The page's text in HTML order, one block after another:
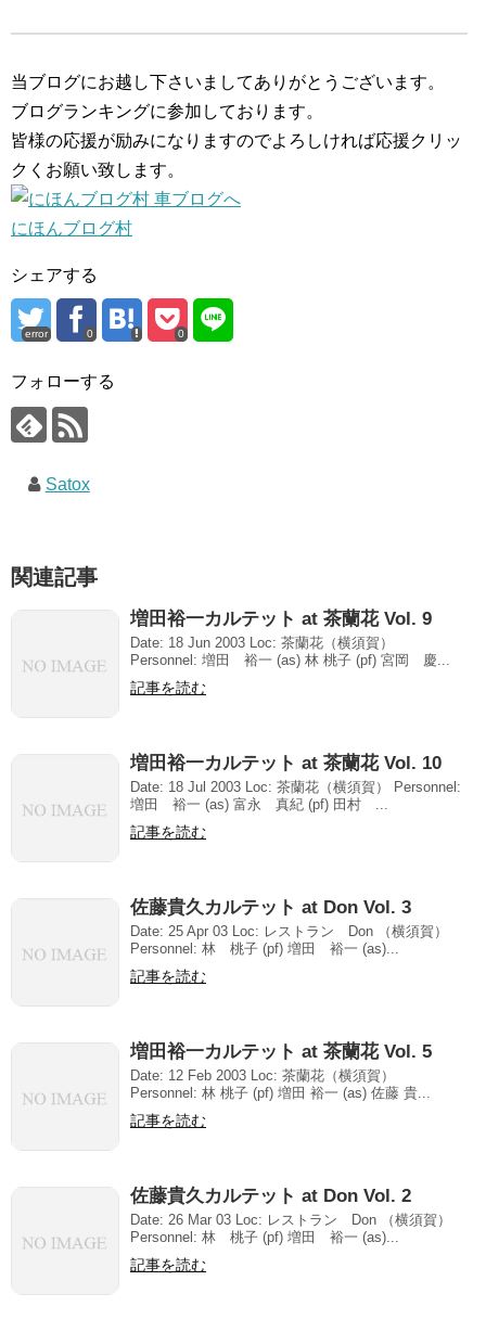
当ブログにお越し下さいましてありがとうございます。
ブログランキングに参加しております。
皆様の応援が励みになりますのでよろしければ応援クリッ
クくお願い致します。
にほんブログ村
シェアする
error 0 0
フォローする
Satox
関連記事
増田裕一カルテット at 茶蘭花 Vol. 9
Date: 18 Jun 2003 Loc: 茶蘭花（横須賀）
Personnel: 増田 裕一 (as) 林 桃子 (pf) 宮岡 慶...
記事を読む
増田裕一カルテット at 茶蘭花 Vol. 10
Date: 18 Jul 2003 Loc: 茶蘭花（横須賀） Personnel:
増田 裕一 (as) 富永 真紀 (pf) 田村 ...
記事を読む
佐藤貴久カルテット at Don Vol. 3
Date: 25 Apr 03 Loc: レストラン Don （横須賀）
Personnel: 林 桃子 (pf) 増田 裕一 (as)...
記事を読む
増田裕一カルテット at 茶蘭花 Vol. 5
Date: 12 Feb 2003 Loc: 茶蘭花（横須賀）
Personnel: 林 桃子 (pf) 増田 裕一 (as) 佐藤 貴...
記事を読む
佐藤貴久カルテット at Don Vol. 2
Date: 26 Mar 03 Loc: レストラン Don （横須賀）
Personnel: 林 桃子 (pf) 増田 裕一 (as)...
記事を読む